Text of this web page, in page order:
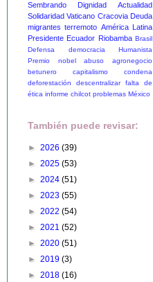
Sembrando Dignidad
Actualidad
Solidaridad Vaticano Cracovia Deuda
migrantes terremoto América Latina
Presidente Ecuador Riobamba Brasil
Defensa democracia
Humanista
Premio nobel
abuso
agronegocio
betunero
capitalismo
condena
deforestación
descentralizar
falta de
ética informe chilcot problemas México
También puede revisar:
► 2026 (39)
► 2025 (53)
► 2024 (51)
► 2023 (55)
► 2022 (54)
► 2021 (52)
► 2020 (51)
► 2019 (3)
► 2018 (16)